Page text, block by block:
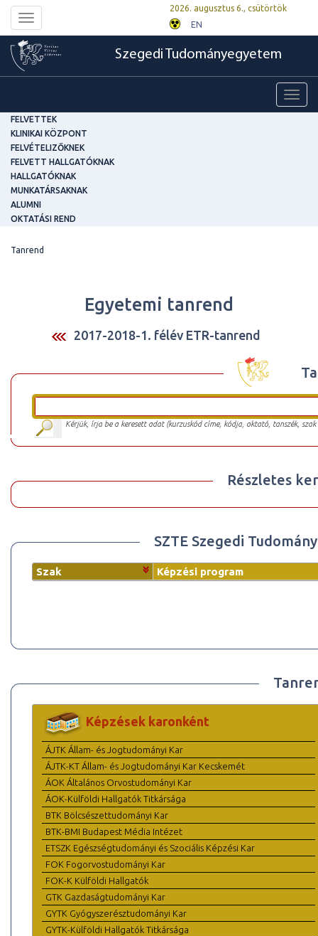
Toggle
navigation
2026. augusztus 6., csütörtök
EN
Szegedi Tudományegyetem
FELVETTEK
KLINIKAI KÖZPONT
FELVÉTELIZŐKNEK
FELVETT HALLGATÓKNAK
HALLGATÓKNAK
MUNKATÁRSAKNAK
ALUMNI
OKTATÁSI REND
Tanrend
Egyetemi tanrend
2017-2018-1. félév ETR-tanrend
Kérjük, írja be a keresett adat (kurzuskód címe, kódja, oktató, tanszék,
Részletes
SZTE Szegedi
Szak Képzési program
Képzések karonként
ÁJTK Állam- és Jogtudományi Kar
ÁJTK-KT Állam- és Jogtudományi Kar Kecskemét
ÁOK Általános Orvostudományi Kar
ÁOK-Külföldi Hallgatók Titkársága
BTK Bölcsészettudományi Kar
BTK-BMI Budapest Média Intézet
ETSZK Egészségtudományi és Szociális Képzési Kar
FOK Fogorvostudományi Kar
FOK-K Külföldi Hallgatók
GTK Gazdaságtudományi Kar
GYTK Gyógyszerésztudományi Kar
GYTK-Külföldi Hallgatók Titkársága